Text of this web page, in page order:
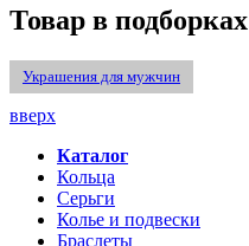
Товар в подборках
Украшения для мужчин
вверх
Каталог
Кольца
Серьги
Колье и подвески
Браслеты